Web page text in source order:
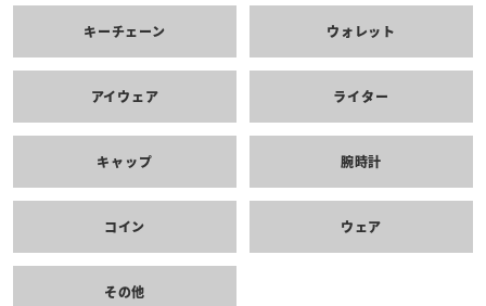
キーチェーン ウォレット
アイウェア ライター
キャップ 腕時計
コイン ウェア
その他